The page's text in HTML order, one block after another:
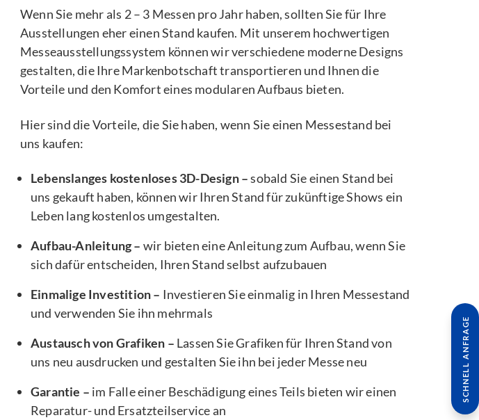
Wenn Sie mehr als 2 – 3 Messen pro Jahr haben, sollten Sie für Ihre
Ausstellungen eher einen Stand kaufen. Mit unserem hochwertigen
Messeausstellungssystem können wir verschiedene moderne Designs
gestalten, die Ihre Markenbotschaft transportieren und Ihnen die
Vorteile und den Komfort eines modularen Aufbaus bieten.
Hier sind die Vorteile, die Sie haben, wenn Sie einen Messestand bei
uns kaufen:
Lebenslanges kostenloses 3D-Design –sobald Sie einen Stand bei
uns gekauft haben, können wir Ihren Stand für zukünftige Shows ein
Leben lang kostenlos umgestalten.
Aufbau-Anleitung – wir bieten eine Anleitung zum Aufbau, wenn Sie
sich dafür entscheiden, Ihren Stand selbst aufzubauen
Einmalige Investition – Investieren Sie einmalig in Ihren Messestand
und verwenden Sie ihn mehrmals
Austausch von Grafiken – Lassen Sie Grafiken für Ihren Stand von
uns neu ausdrucken und gestalten Sie ihn bei jeder Messe neu
Garantie – im Falle einer Beschädigung eines Teils bieten wir einen
Reparatur- und Ersatzteilservice an
SCHNELL ANFRAGE